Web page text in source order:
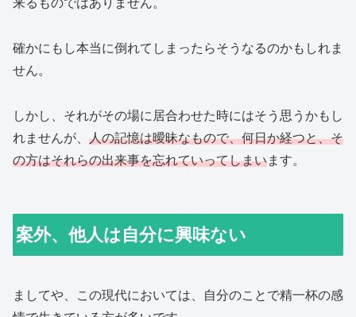
来るものではありません。
確かにもし本当に倒れてしまったらそうなるのかもしれま
せん。
しかし、それがその場に居合わせた時にはそう思うかもし
れませんが、 人の記憶は曖昧なもので、何日か経つと、そ
の方はそれらの出来事を忘れていってしまいます。
案外、他人は自分に興味ない
ましてや、この現代においては、自分のことで精一杯の感